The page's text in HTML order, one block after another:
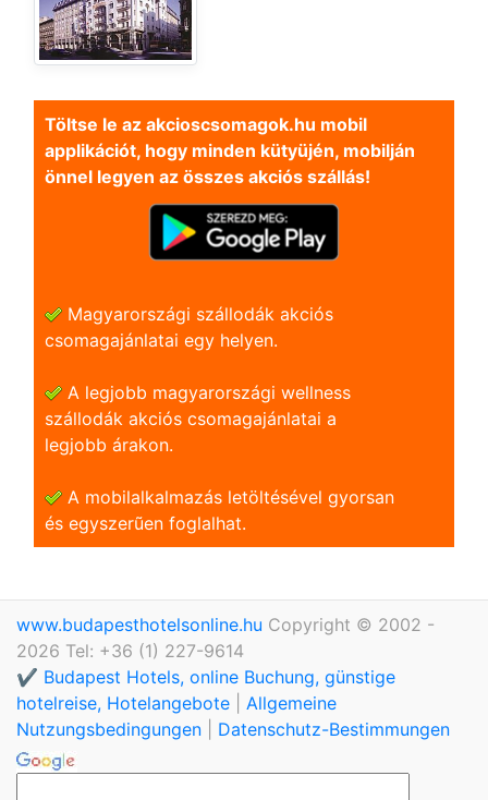
Töltse le az akcioscsomagok.hu mobil
applikációt, hogy minden kütyüjén, mobilján
önnel legyen az összes akciós szállás!
Magyarországi szállodák akciós
csomagajánlatai egy helyen.
A legjobb magyarországi wellness
szállodák akciós csomagajánlatai a
legjobb árakon.
A mobilalkalmazás letöltésével gyorsan
és egyszerũen foglalhat.
www.budapesthotelsonline.hu Copyright © 2002 -
2026 Tel: +36 (1) 227-9614
✔️ Budapest Hotels, online Buchung, günstige
hotelreise, Hotelangebote
Allgemeine
Nutzungsbedingungen
Datenschutz-Bestimmungen